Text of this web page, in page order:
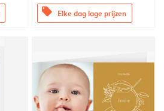
offers Elke dag lage prijzen